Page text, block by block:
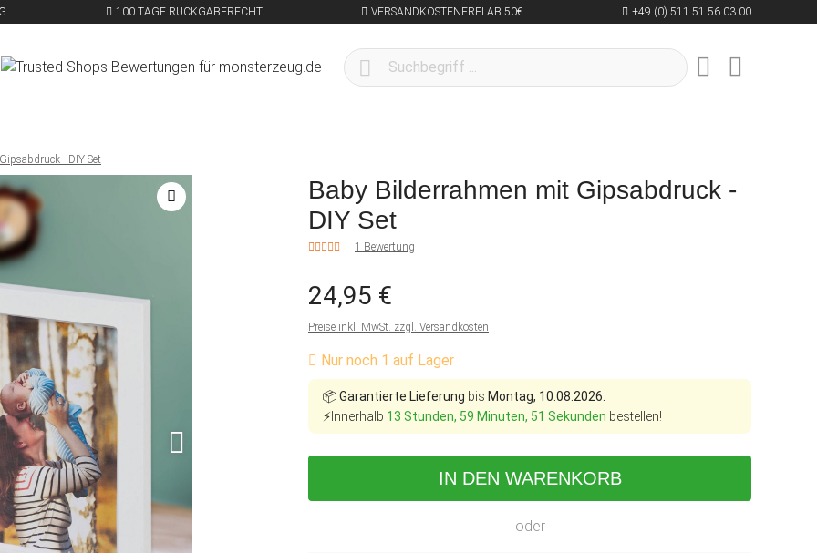
100 TAGE RÜCKGABERECHT VERSANDKOSTENFREI AB 50€ +49 (0) 511 51 56 03 00
- DIY Set
Baby Bilderrahmen mit Gipsabdruck -
DIY Set
1 Bewertung
24,95 €
Preise inkl. MwSt. zzgl. Versandkosten
Nur noch 1 auf Lager
📦Garantierte Lieferung bis Montag, 10.08.2026.
⚡Innerhalb 13 Stunden, 59 Minuten, 49 Sekunden bestellen!
IN DEN WARENKORB
oder